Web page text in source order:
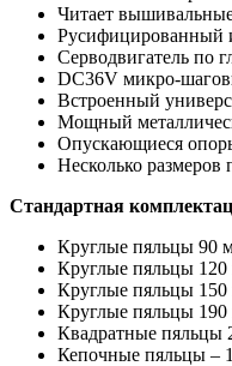
Читает
Русифицированный
Серводвигатель по
DC36V микро-
Встроенный
Мощный
Опускающиеся опоры
Несколько
Стандартная
Круглые пяльцы 90
Круглые пяльцы
Круглые пяльцы
Круглые пяльцы
Квадратные пяльцы
Кепочные пяльцы –